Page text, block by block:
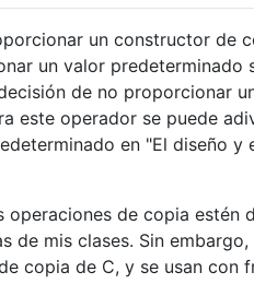
un constructor de
un valor predeterminado
de no proporcionar
este operador se puede
en "El diseño y
operaciones de copia estén
mis clases. Sin
copia de C, y se usan con